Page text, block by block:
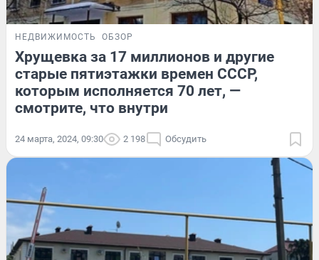
НЕДВИЖИМОСТЬ ОБЗОР
Хрущевка за 17 миллионов и другие
старые пятиэтажки времен СССР,
которым исполняется 70 лет, —
смотрите, что внутри
24 марта, 2024, 09:30 2 198 Обсудить